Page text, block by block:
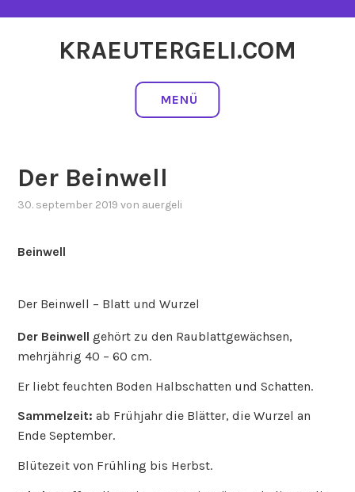
KRAEUTERGELI.COM
MENÜ
Der Beinwell
30. september 2019 von auergeli
Beinwell
Der Beinwell – Blatt und Wurzel
Der Beinwell gehört zu den Raublattgewächsen,
mehrjährig 40 – 60 cm.
Er liebt feuchten Boden Halbschatten und Schatten.
Sammelzeit: ab Frühjahr die Blätter, die Wurzel an
Ende September.
Blütezeit von Frühling bis Herbst.